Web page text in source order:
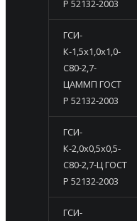
Р 52132-2003
ГСИ-
К-1,5х1,0х1,0-
С80-2,7-
ЦАММП ГОСТ
Р 52132-2003
ГСИ-
К-2,0х0,5х0,5-
С80-2,7-Ц ГОСТ
Р 52132-2003
ГСИ-